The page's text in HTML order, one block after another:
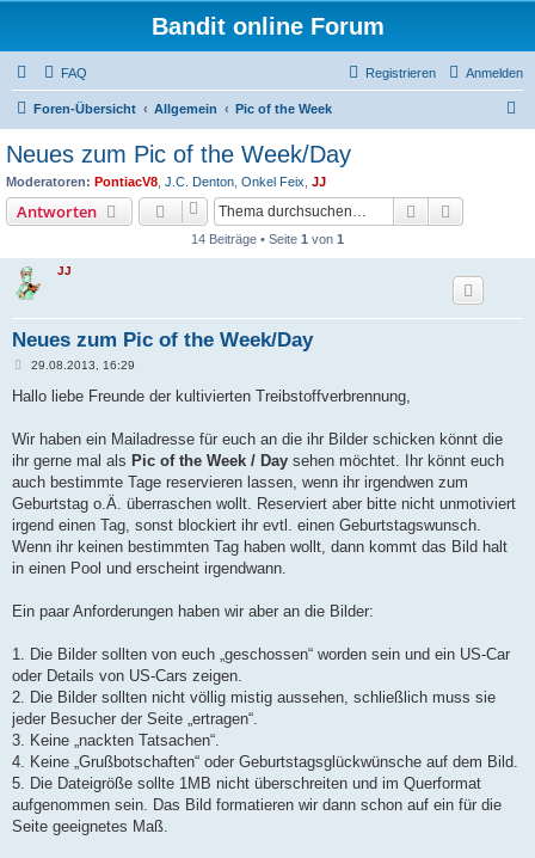
Bandit online Forum
FAQ Anmelden
Registrieren
Foren-Übersicht Allgemein Pic of the Week
Neues zum Pic of the Week/Day
Moderatoren: PontiacV8 J.C. Denton Onkel Feix JJ
Antworten Suche
14 Beiträge • Seite 1 von 1
JJ
Neues zum Pic of the Week/Day
B
i
a
29.08.2013, 16:29
Hallo liebe Freunde der kultivierten Treibstoffverbrennung,
Wir haben ein Mailadresse für euch an die ihr Bilder schicken könnt die
ihr gerne mal als Pic of the Week / Day sehen möchtet. Ihr könnt euch
auch bestimmte Tage reservieren lassen, wenn ihr irgendwen zum
Geburtstag o.Ä. überraschen wollt. Reserviert aber bitte nicht unmotiviert
irgend einen Tag, sonst blockiert ihr evtl. einen Geburtstagswunsch.
Wenn ihr keinen bestimmten Tag haben wollt, dann kommt das Bild halt
in einen Pool und erscheint irgendwann.
Ein paar Anforderungen haben wir aber an die Bilder:
1. Die Bilder sollten von euch „geschossen“ worden sein und ein US-Car
oder Details von US-Cars zeigen.
2. Die Bilder sollten nicht völlig mistig aussehen, schließlich muss sie
jeder Besucher der Seite „ertragen“.
3. Keine „nackten Tatsachen“.
4. Keine „Grußbotschaften“ oder Geburtstagsglückwünsche auf dem Bild.
5. Die Dateigröße sollte 1MB nicht überschreiten und im Querformat
aufgenommen sein. Das Bild formatieren wir dann schon auf ein für die
Seite geeignetes Maß.